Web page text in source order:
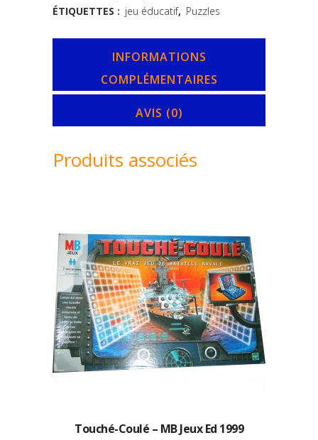
quantity
ÉTIQUETTES : jeu éducatif, Puzzles
INFORMATIONS
COMPLÉMENTAIRES
AVIS (0)
Produits associés
Touché-Coulé – MB Jeux Ed 1999